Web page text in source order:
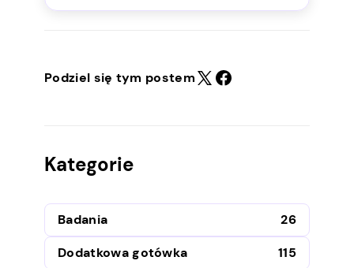
Podziel się tym postem
Kategorie
Badania
26
Dodatkowa gotówka
115